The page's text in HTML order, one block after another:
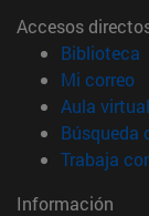
Accesos
Biblioteca
Mi correo
Aula
Búsqueda
Trabaja
Información